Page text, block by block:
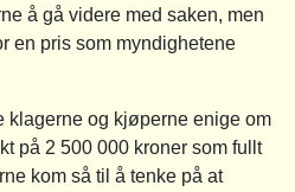
å gå videre med saken, men
en pris som myndighetene
klagerne og kjøperne enige om
på 2 500 000 kroner som fullt
kom så til å tenke på at